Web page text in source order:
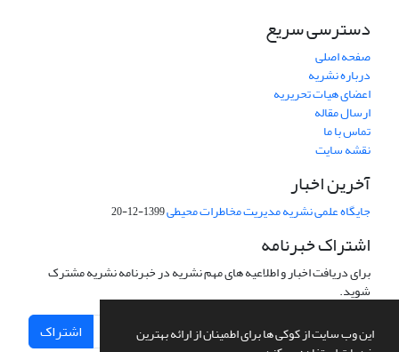
این وب سایت از کوکی ها برای اطمینان از ارائه بهترین
دسترسی سریع
صفحه اصلی
درباره نشریه
اعضای هیات تحریریه
ارسال مقاله
تماس با ما
نقشه سایت
آخرین اخبار
جایگاه علمی نشریه مدیریت مخاطرات محیطی1399-12-20
اشتراک خبرنامه
برای دریافت اخبار و اطلاعیه های مهم نشریه در خبرنامه نشریه مشترک
شوید.
اشتراک